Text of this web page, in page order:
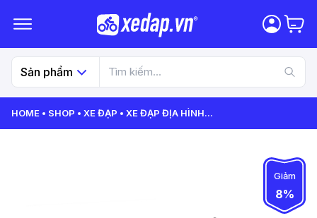
Sản phẩm
HOME SHOP XE ĐẠP XE ĐẠP ĐỊA HÌNH...
Giảm
8%